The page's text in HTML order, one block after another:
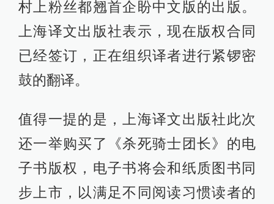
村上粉丝都翘首企盼中文版的出版。
上海译文出版社表示，现在版权合同
已经签订，正在组织译者进行紧锣密
鼓的翻译。
值得一提的是，上海译文出版社此次
还一举购买了《杀死骑士团长》的电
子书版权，电子书将会和纸质图书同
步上市，以满足不同阅读习惯读者的